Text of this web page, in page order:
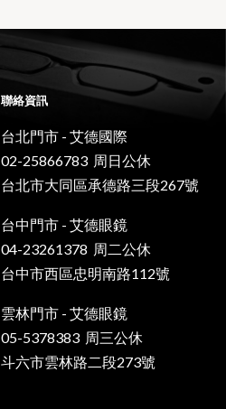
聯絡資訊
台北門市 - 艾德國際
02-25866783 周日公休
台北市大同區承德路三段267號
台中門市 - 艾德眼鏡
04-23261378 周二公休
台中市西區忠明南路112號
雲林門市 - 艾德眼鏡
05-5378383 周三公休
斗六市雲林路二段273號